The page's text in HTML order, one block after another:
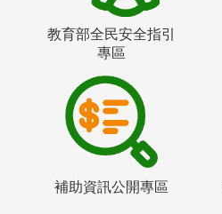
教育部全民安全指引
專區
補助資訊公開專區